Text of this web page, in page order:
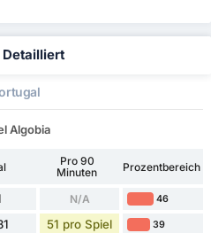
Detailliert
Algobia
Pro 90
Minuten
Prozentbereich
N/A 46
51 pro Spiel 39